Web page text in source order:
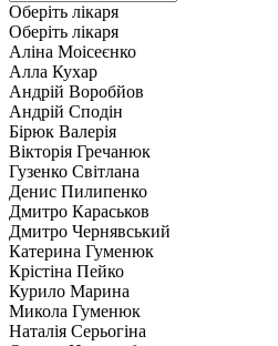
Оберіть лікаря
Оберіть лікаря
Аліна Моісеєнко
Алла Кухар
Андрій Воробйов
Андрій Сподін
Бірюк Валерія
Вікторія Гречанюк
Гузенко Світлана
Денис Пилипенко
Дмитро Караськов
Дмитро Чернявський
Катерина Гуменюк
Крістіна Пейко
Курило Марина
Микола Гуменюк
Наталія Серьогіна